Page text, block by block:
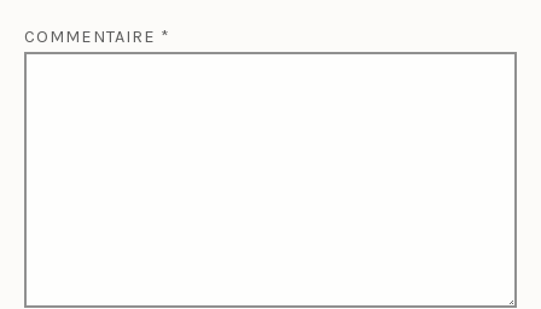
COMMENTAIRE *